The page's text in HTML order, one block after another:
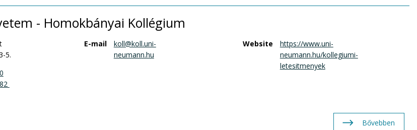
- Homokbányai Kollégium
5.
E-mail
koll@koll.uni-
neumann.hu
Website
https://www.uni-
neumann.hu/kollegiumi-
letesitmenyek
Bővebben